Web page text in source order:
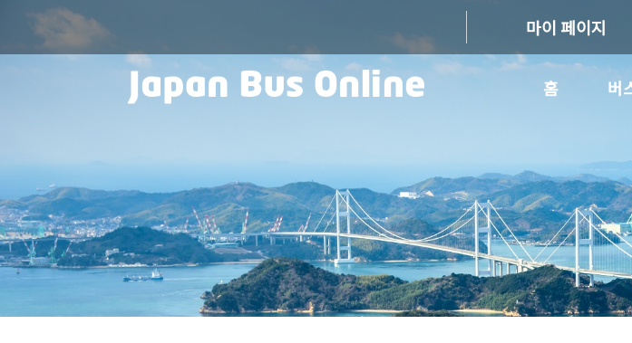
마이 페이지
홈 버